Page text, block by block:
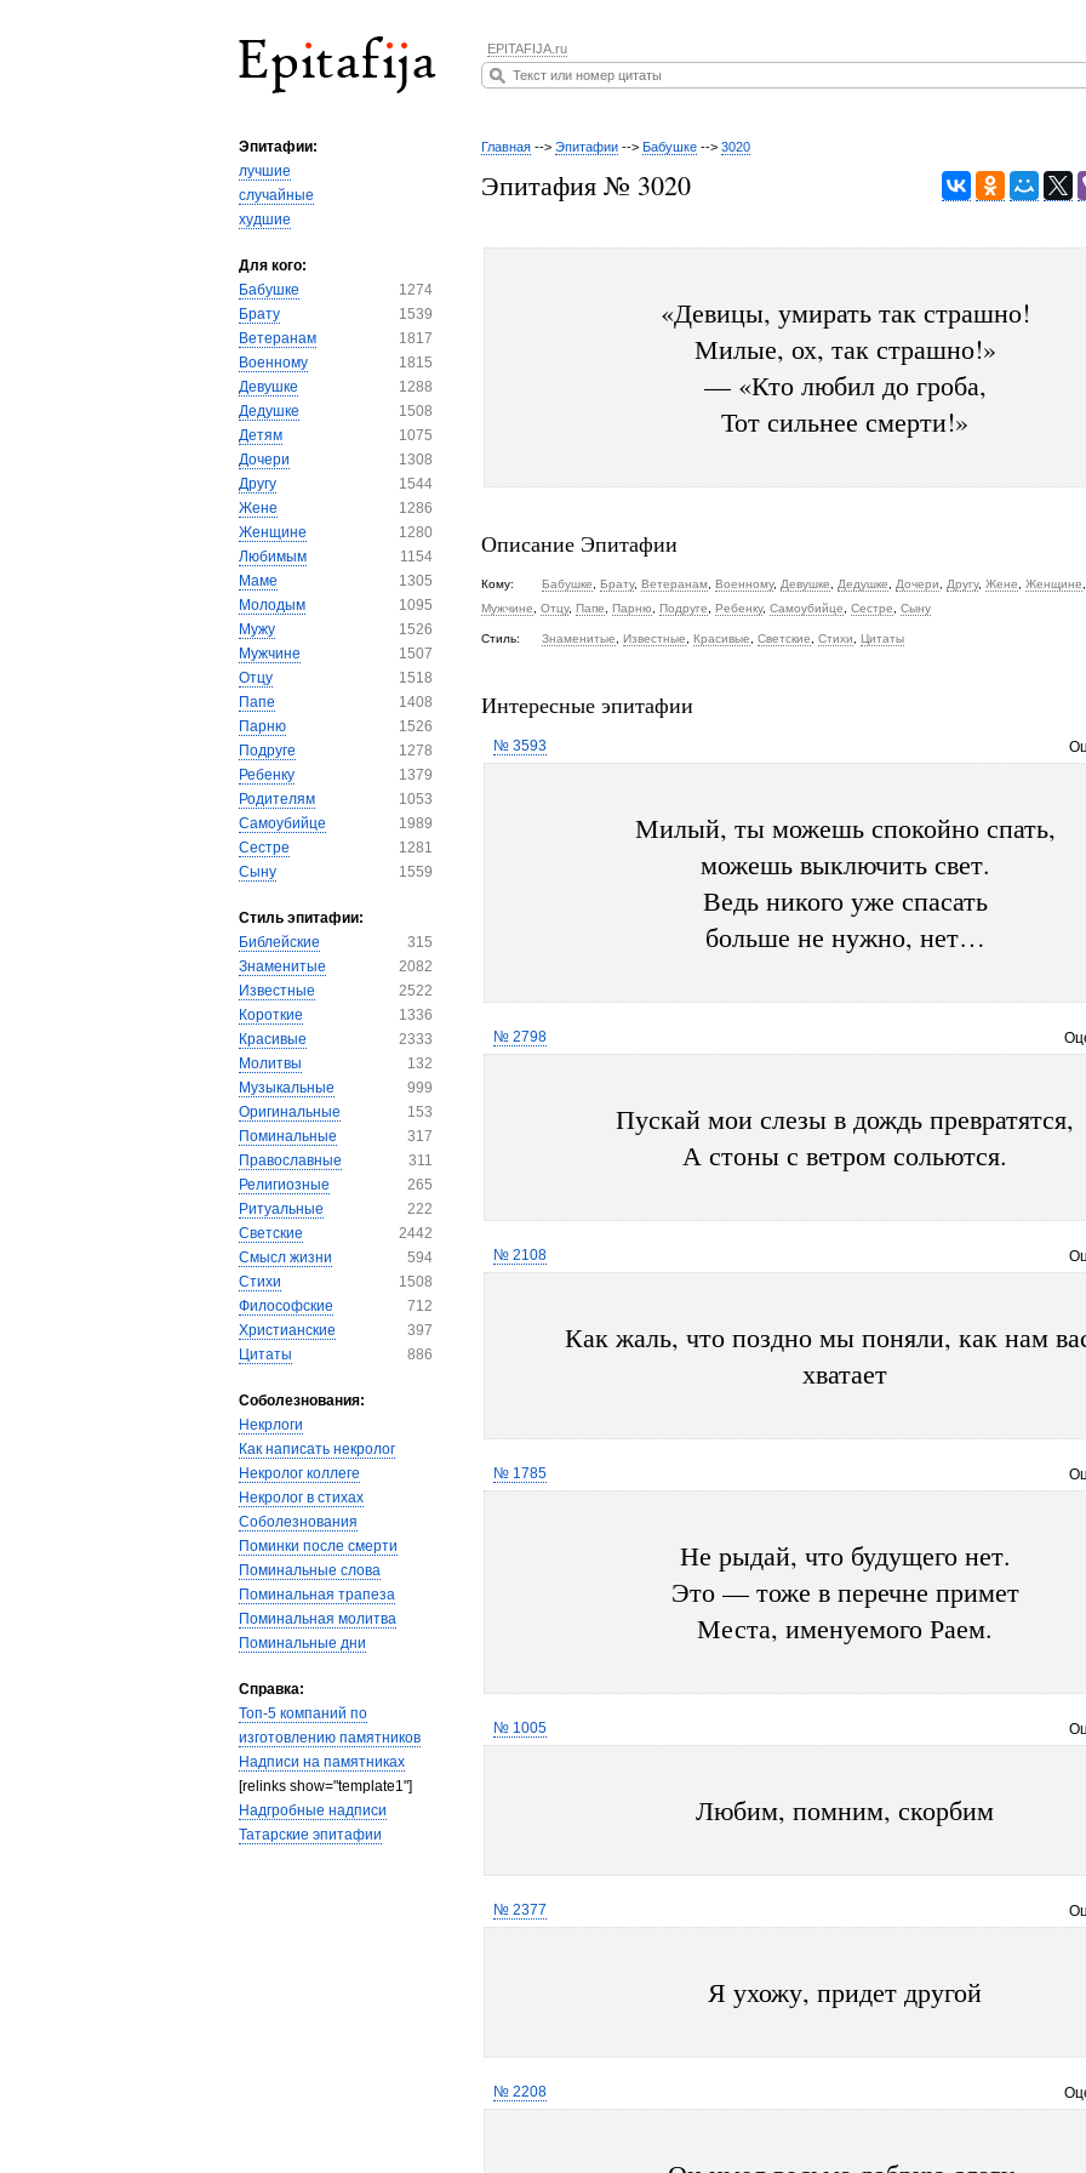
EPITAFIJA.ru
Эпитафии:
лучшие
случайные
худшие
Для кого:
Бабушке
1274
Брату
1539
Ветеранам
1817
Военному
1815
Девушке
1288
Дедушке
1508
Детям
1075
Дочери
1308
Другу
1544
Жене
1286
Женщине
1280
Любимым
1154
Маме
1305
Молодым
1095
Мужу
1526
Мужчине
1507
Отцу
1518
Папе
1408
Парню
1526
Подруге
1278
Ребенку
1379
Родителям
1053
Самоубийце
1989
Сестре
1281
Сыну
1559
Стиль эпитафии:
Библейские
315
Знаменитые
2082
Известные
2522
Короткие
1336
Красивые
2333
Молитвы
132
Музыкальные
999
Оригинальные
153
Поминальные
317
Православные
311
Религиозные
265
Ритуальные
222
Светские
2442
Смысл жизни
594
Стихи
1508
Философские
712
Христианские
397
Цитаты
886
Соболезнования:
Некрлоги
Как написать некролог
Некролог коллеге
Некролог в стихах
Соболезнования
Поминки после смерти
Поминальные слова
Поминальная трапеза
Поминальная молитва
Поминальные дни
Справка:
Топ-5 компаний по
изготовлению памятников
Надписи на памятниках
[relinks show="template1"]
Надгробные надписи
Татарские эпитафии
Главная --> Эпитафии --> Бабушке --> 3020
Эпитафия № 3020
«Девицы, умирать так страшно!
Милые, ох, так страшно!»
— «Кто любил до гроба,
Тот сильнее смерти!»
Описание Эпитафии
Кому: Бабушке Брату, Ветеранам Военному, Девушке Дедушке Дочери Другу, Жене Женщине
Мужчине
Отцу, Папе Парню Подруге Ребенку, Самоубийце Сестре Сыну
Стиль: Знаменитые Известные Красивые Светские Стихи Цитаты
Интересные эпитафии
№ 3593
Милый, ты можешь спокойно спать,
можешь выключить свет.
Ведь никого уже спасать
больше не нужно, нет…
№ 2798
Пускай мои слезы в дождь превратятся,
А стоны с ветром сольются.
№ 2108
Как жаль, что поздно мы поняли, как нам
хватает
№ 1785
Не рыдай, что будущего нет.
Это — тоже в перечне примет
Места, именуемого Раем.
№ 1005
Любим, помним, скорбим
№ 2377
Я ухожу, придет другой
№ 2208